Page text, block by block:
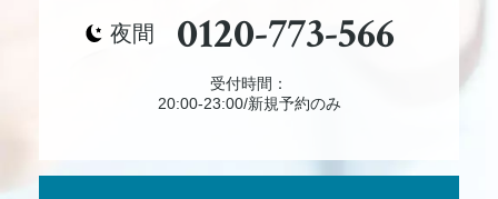
夜間 0120-773-566
受付時間：
20:00-23:00/新規予約のみ